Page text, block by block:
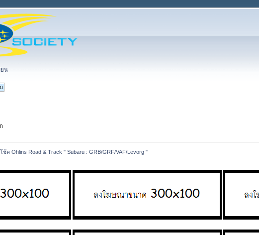
ยน
ช้ค Ohlins Road & Track " Subaru : GRB/GRF/VAF/Levorg "